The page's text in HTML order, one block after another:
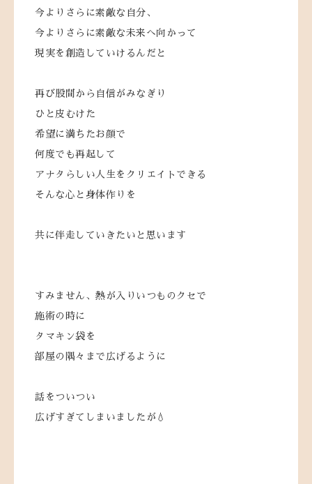
今よりさらに素敵な自分、
今よりさらに素敵な未来へ向かって
現実を創造していけるんだと
再び股間から自信がみなぎり
ひと皮むけた
希望に満ちたお顔で
何度でも再起して
アナタらしい人生をクリエイトできる
そんな心と身体作りを
共に伴走していきたいと思います
すみません、熱が入りいつものクセで
施術の時に
タマキン袋を
部屋の隅々まで広げるように
話をついつい
広げすぎてしまいましたが💧